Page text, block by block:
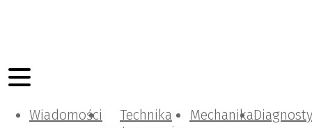
Wiadomości
Technika
Mechanika